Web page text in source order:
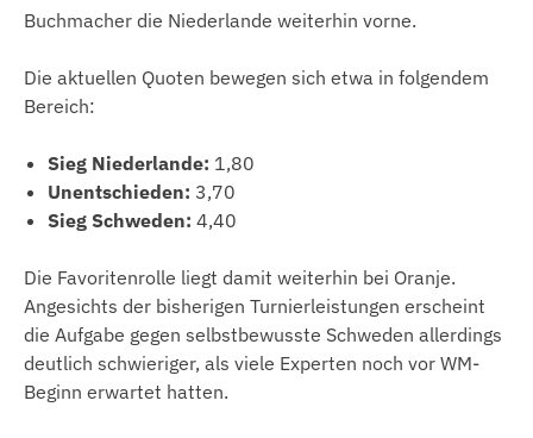
Buchmacher die Niederlande weiterhin vorne.
Die aktuellen Quoten bewegen sich etwa in folgendem
Bereich:
Sieg Niederlande: 1,80
Unentschieden: 3,70
Sieg Schweden: 4,40
Die Favoritenrolle liegt damit weiterhin bei Oranje.
Angesichts der bisherigen Turnierleistungen erscheint
die Aufgabe gegen selbstbewusste Schweden allerdings
deutlich schwieriger, als viele Experten noch vor WM-
Beginn erwartet hatten.